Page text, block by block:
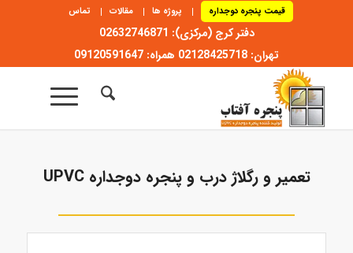
قیمت پنجره دوجداره پروژه ها مقالات تماس
دفتر کرج (مرکزی): 02632746871
تهران: 02128425718 همراه: 09120591647
تعمیر و رگلاژ درب و پنجره دوجداره UPVC